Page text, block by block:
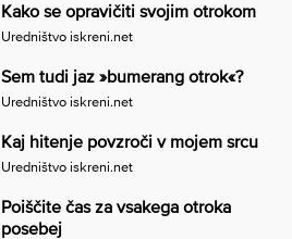
Kako se opravičiti svojim otrokom
Uredništvo iskreni.net
Sem tudi jaz »bumerang otrok«?
Uredništvo iskreni.net
Kaj hitenje povzroči v mojem srcu
Uredništvo iskreni.net
Poiščite čas za vsakega otroka
posebej